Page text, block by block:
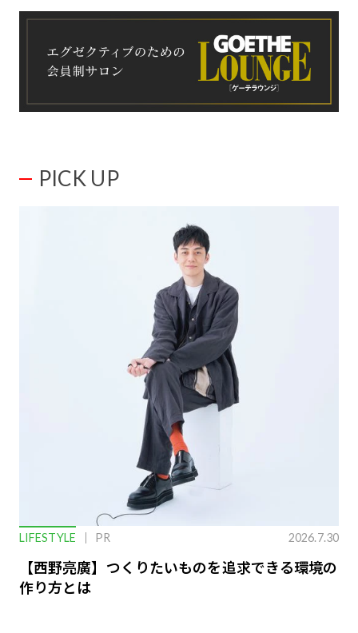
PICK UP
LIFESTYLE PR 2026.7.30
【西野亮廣】つくりたいものを追求できる環境の
作り方とは